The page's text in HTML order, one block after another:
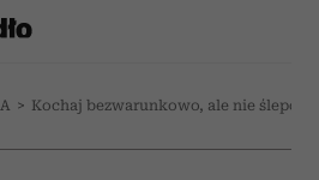
> Kochaj bezwarunkowo, ale nie ślepo